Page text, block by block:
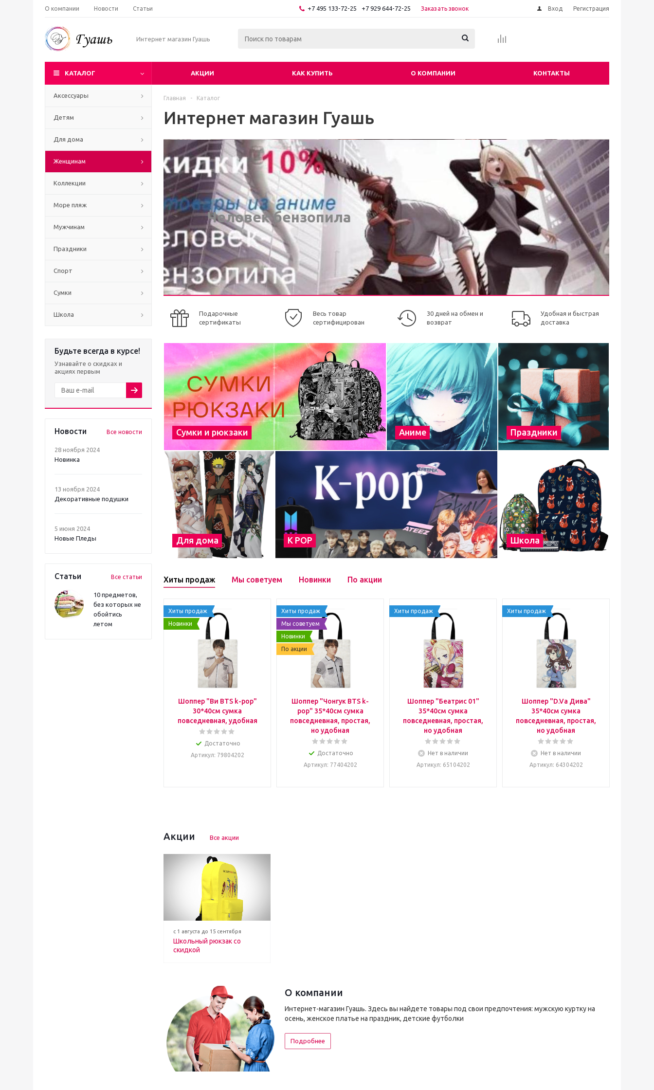
О компании Новости Статьи +7 495 133-72-25 +7 929 644-72-25 Заказать звонок Вход Регистрация
Интернет магазин Гуашь
КАТАЛОГ АКЦИИ КАК КУПИТЬ О КОМПАНИИ КОНТАКТЫ
Аксессуары
Детям
Для дома
Женщинам
Коллекции
Море пляж
Мужчинам
Праздники
Спорт
Сумки
Школа
Будьте всегда в курсе!
Узнавайте о скидках и
акциях первым
Новости Все новости
28 ноября 2024
Новинка
13 ноября 2024
Декоративные подушки
5 июня 2024
Новые Пледы
Статьи Все статьи
10 предметов,
без которых не
обойтись
летом
Главная - Каталог
Интернет магазин Гуашь
Человек бензопила
Подарочные
сертификаты
Весь товар
сертифицирован
30 дней на обмен и
возврат
Удобная и быстрая
доставка
Сумки и рюкзаки Аниме Праздники
Для дома К POP Школа
Хиты продаж Мы советуем Новинки По акции
Хиты продаж
Новинки
Шоппер "Ви BTS k-pop"
30*40см сумка
повседневная, удобная
Достаточно
Артикул: 79804202
Хиты продаж
Мы советуем
Новинки
По акции
Шоппер "Чонгук BTS k-
pop" 35*40см сумка
повседневная, простая,
но удобная
Достаточно
Артикул: 77404202
Хиты продаж
Шоппер "Беатрис 01"
35*40см сумка
повседневная, простая,
но удобная
Нет в наличии
Артикул: 65104202
Хиты продаж
Шоппер "D.Va Дива"
35*40см сумка
повседневная, простая,
но удобная
Нет в наличии
Артикул: 64304202
Акции Все акции
с 1 августа до 15 сентября
Школьный рюкзак со
скидкой
О компании
Интернет-магазин Гуашь. Здесь вы найдете товары под свои предпочтения: мужскую куртку на
осень, женское платье на праздник, детские футболки
Подробнее